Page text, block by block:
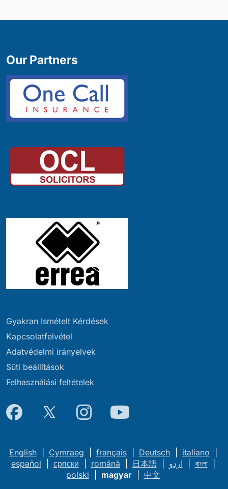
Gyakran Ismételt Kérdések
Kapcsolatfelvétel
Adatvédelmi irányelvek
Süti beállítások
Felhasználási feltételek
Our Partners
English| Cymraeg français| Deutsch| italiano
español
српски română| 日本語| اردو বাংলা|
polski
magyar| 中文